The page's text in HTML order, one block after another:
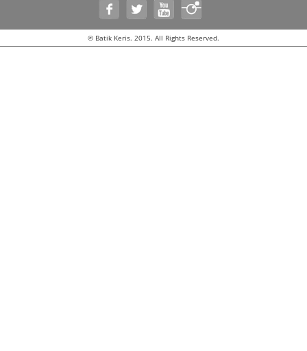
© Batik Keris. 2015. All Rights Reserved.